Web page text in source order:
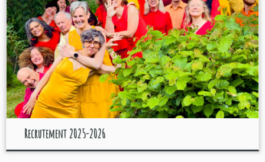
Recrutement 2025-2026